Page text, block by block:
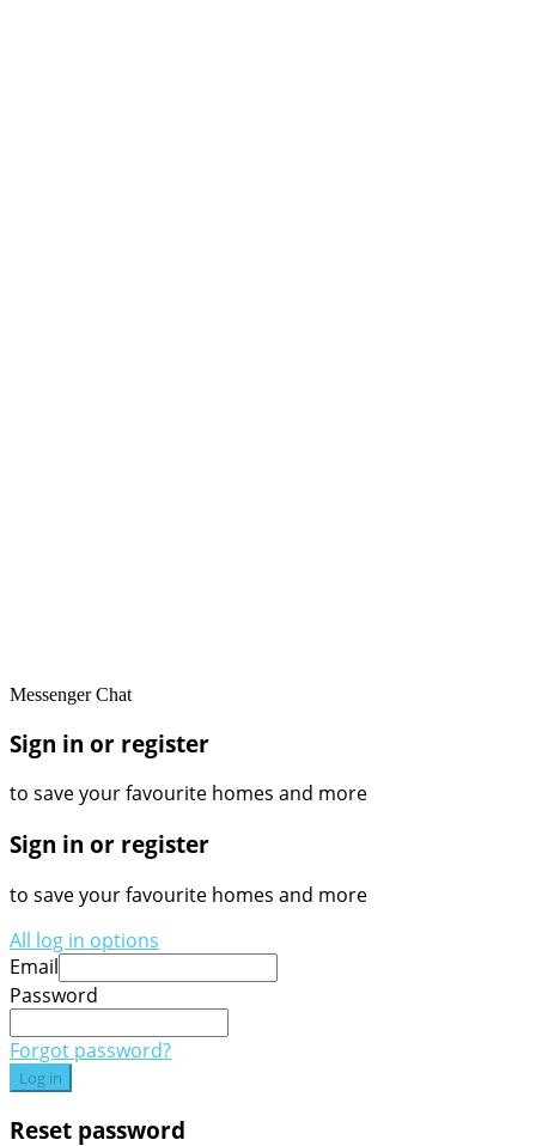
Messenger Chat
Sign in or register
to save your favourite homes and more
Sign in or register
to save your favourite homes and more
All log in options
Email
Password
Forgot password?
Log in
Reset password